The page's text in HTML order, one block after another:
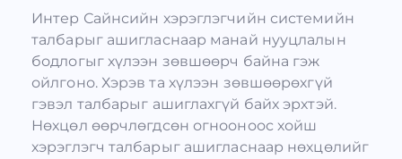
Интер Сайнсийн хэрэглэгчийн системийн
талбарыг ашигласнаар манай нууцлалын
бодлогыг хүлээн зөвшөөрч байна гэж
ойлгоно. Хэрэв та хүлээн зөвшөөрөхгүй
гэвэл талбарыг ашиглахгүй байх эрхтэй.
Нөхцөл өөрчлөгдсөн огнооноос хойш
хэрэглэгч талбарыг ашигласнаар нөхцөлийг